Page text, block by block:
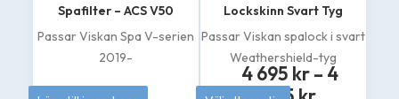
produktsidan
Spafilter – ACS V50
Passar Viskan Spa V-serien
2019-
Lockskinn Svart Tyg
Passar Viskan spalock i svart
Weathershield-tyg
4 695 kr – 4